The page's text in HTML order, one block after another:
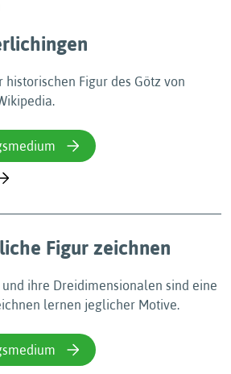
Figur des Götz von
Figur zeichnen
ihre Dreidimensionalen sind eine
lernen jeglicher Motive.